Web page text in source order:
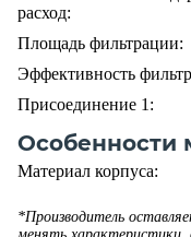
расход:
Площадь фильтрации:
Эффективность
Присоединение 1:
Особенности
Материал корпуса:
*Производитель